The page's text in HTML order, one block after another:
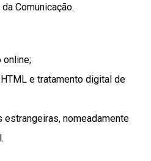
Comunicação.
online;
e tratamento digital de
estrangeiras, nomeadamente